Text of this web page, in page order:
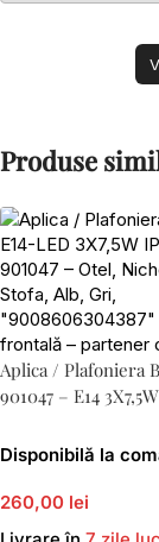
Produse
Aplica / Plafoniera
901047 – E14
Disponibilă la
260,00 lei